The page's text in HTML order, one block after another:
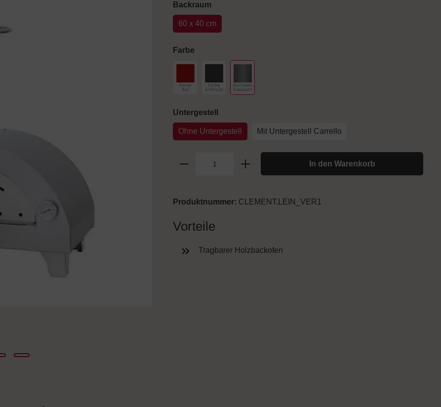
Backraum
60 x 40 cm
Farbe
Farbe RotFarbe AnthrazitKomplett Edelstahl
Untergestell
Ohne Untergestell Mit Untergestell Carrello
In den Warenkorb
Produktnummer: CLEMENT.LEIN_VER1
Vorteile
Tragbarer Holzbackofen